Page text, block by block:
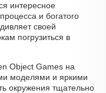
интересное
и богатого
своей
погрузиться в
Object Games на
моделями и яркими
окружения тщательно